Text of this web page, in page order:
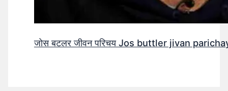
जोस बटलर जीवन परिचय Jos buttler jivan